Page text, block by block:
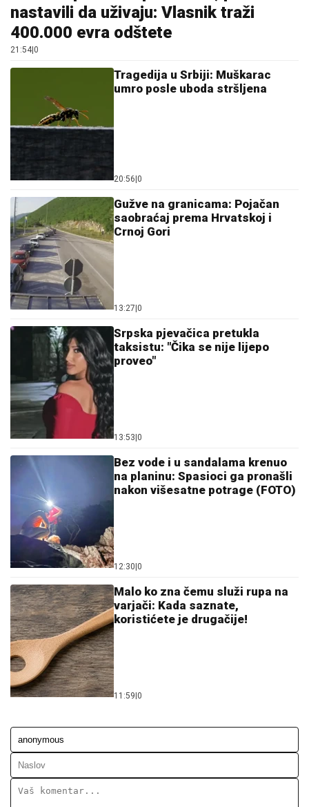
nastavili da uživaju: Vlasnik traži
400.000 evra odštete
21:54 0
Tragedija u Srbiji: Muškarac
umro posle uboda stršljena
20:56 0
Gužve na granicama: Pojačan
saobraćaj prema Hrvatskoj i
Crnoj Gori
13:27 0
Srpska pjevačica pretukla
taksistu: "Čika se nije lijepo
proveo"
13:53 0
Bez vode i u sandalama krenuo
na planinu: Spasioci ga pronašli
nakon višesatne potrage (FOTO)
12:30 0
Malo ko zna čemu služi rupa na
varjači: Kada saznate,
koristićete je drugačije!
11:59 0